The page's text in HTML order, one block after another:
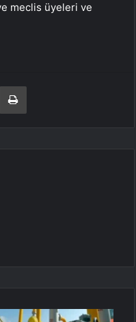
meclis üyeleri ve
ile paylaş Yazdır